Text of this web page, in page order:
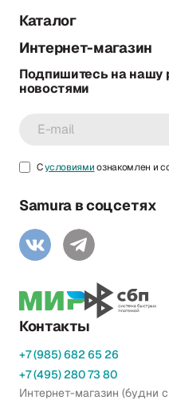
Каталог
Интернет-магазин
Подпишитесь на нашу
новостями
Сусловиямиознакомлен и
Samura в соцсетях
Контакты
+7 (985) 682 65 26
+7 (495) 280 73 80
Интернет-магазин (будни